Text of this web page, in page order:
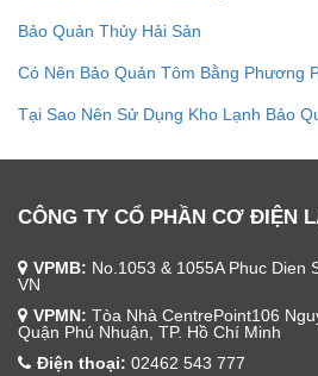
Bảo Quản Thủy Hải Sản
Có Nên Bảo Quản Tôm Bằng Phương
Tại Sao Nên Sử Dụng Kho Lạnh Bảo
CÔNG TY CỔ PHẦN CƠ ĐIỆN
VPMB: No.1053 & 1055A Phuc Dien
VN
VPMN: Tòa Nhà CentrePoint106
Quận Phú Nhuận, TP. Hồ Chí Minh
Điện thoại: 02462 543 777